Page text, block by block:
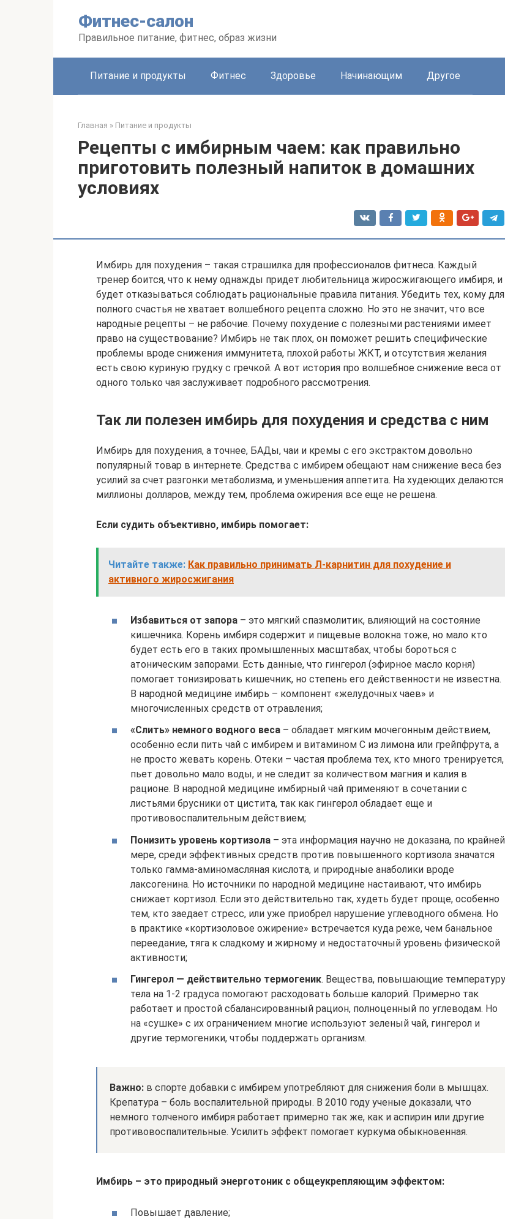
Фитнес-салон
Правильное питание, фитнес, образ жизни
Питание и продукты Фитнес Здоровье Начинающим Другое
Главная » Питание и продукты
Рецепты с имбирным чаем: как правильно
приготовить полезный напиток в домашних
условиях
Имбирь для похудения – такая страшилка для профессионалов фитнеса. Каждый
тренер боится, что к нему однажды придет любительница жиросжигающего имбиря, и
будет отказываться соблюдать рациональные правила питания. Убедить тех, кому для
полного счастья не хватает волшебного рецепта сложно. Но это не значит, что все
народные рецепты – не рабочие. Почему похудение с полезными растениями имеет
право на существование? Имбирь не так плох, он поможет решить специфические
проблемы вроде снижения иммунитета, плохой работы ЖКТ, и отсутствия желания
есть свою куриную грудку с гречкой. А вот история про волшебное снижение веса от
одного только чая заслуживает подробного рассмотрения.
Так ли полезен имбирь для похудения и средства с ним
Имбирь для похудения, а точнее, БАДы, чаи и кремы с его экстрактом довольно
популярный товар в интернете. Средства с имбирем обещают нам снижение веса без
усилий за счет разгонки метаболизма, и уменьшения аппетита. На худеющих делаются
миллионы долларов, между тем, проблема ожирения все еще не решена.
Если судить объективно, имбирь помогает:
Читайте также: Как правильно принимать Л-карнитин для похудение и
активного жиросжигания
Избавиться от запора – это мягкий спазмолитик, влияющий на состояние
кишечника. Корень имбиря содержит и пищевые волокна тоже, но мало кто
будет есть его в таких промышленных масштабах, чтобы бороться с
атоническим запорами. Есть данные, что гингерол (эфирное масло корня)
помогает тонизировать кишечник, но степень его действенности не известна.
В народной медицине имбирь – компонент «желудочных чаев» и
многочисленных средств от отравления;
«Слить» немного водного веса – обладает мягким мочегонным действием,
особенно если пить чай с имбирем и витамином С из лимона или грейпфрута, а
не просто жевать корень. Отеки – частая проблема тех, кто много тренируется,
пьет довольно мало воды, и не следит за количеством магния и калия в
рационе. В народной медицине имбирный чай применяют в сочетании с
листьями брусники от цистита, так как гингерол обладает еще и
противовоспалительным действием;
Понизить уровень кортизола – эта информация научно не доказана, по крайней
мере, среди эффективных средств против повышенного кортизола значатся
только гамма-аминомасляная кислота, и природные анаболики вроде
лаксогенина. Но источники по народной медицине настаивают, что имбирь
снижает кортизол. Если это действительно так, худеть будет проще, особенно
тем, кто заедает стресс, или уже приобрел нарушение углеводного обмена. Но
в практике «кортизоловое ожирение» встречается куда реже, чем банальное
переедание, тяга к сладкому и жирному и недостаточный уровень физической
активности;
Гингерол — действительно термогеник. Вещества, повышающие температуру
тела на 1-2 градуса помогают расходовать больше калорий. Примерно так
работает и простой сбалансированный рацион, полноценный по углеводам. Но
на «сушке» с их ограничением многие используют зеленый чай, гингерол и
другие термогеники, чтобы поддержать организм.
Важно: в спорте добавки с имбирем употребляют для снижения боли в мышцах.
Крепатура – боль воспалительной природы. В 2010 году ученые доказали, что
немного толченого имбиря работает примерно так же, как и аспирин или другие
противовоспалительные. Усилить эффект помогает куркума обыкновенная.
Имбирь – это природный энерготоник с общеукрепляющим эффектом:
Повышает давление;